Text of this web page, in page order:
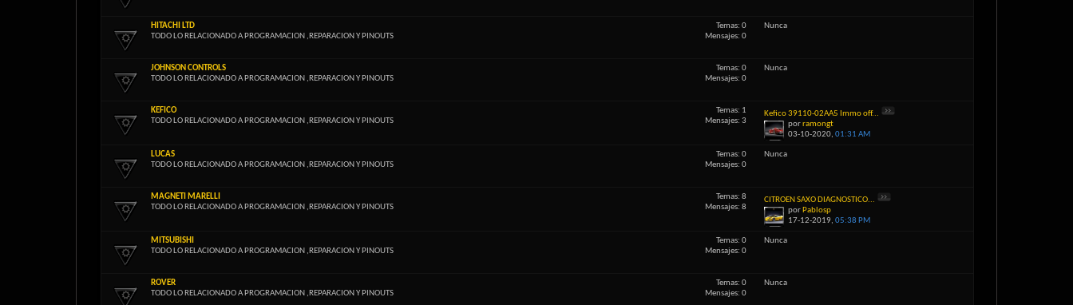
HITACHI LTD
TODO LO RELACIONADO A PROGRAMACION ,REPARACION Y PINOUTS
Temas: 0
Mensajes: 0
Nunca
JOHNSON CONTROLS
TODO LO RELACIONADO A PROGRAMACION ,REPARACION Y PINOUTS
Temas: 0
Mensajes: 0
Nunca
KEFICO
TODO LO RELACIONADO A PROGRAMACION ,REPARACION Y PINOUTS
Temas: 1
Mensajes: 3
Kefico 39110-02AA5 Immo off...
porramongt
03-10-2020, 01:31 AM
LUCAS
TODO LO RELACIONADO A PROGRAMACION ,REPARACION Y PINOUTS
Temas: 0
Mensajes: 0
Nunca
MAGNETI MARELLI
TODO LO RELACIONADO A PROGRAMACION ,REPARACION Y PINOUTS
Temas: 8
Mensajes: 8
CITROEN SAXO DIAGNOSTICO...
por Pablosp
17-12-2019, 05:38 PM
MITSUBISHI
TODO LO RELACIONADO A PROGRAMACION ,REPARACION Y PINOUTS
Temas: 0
Mensajes: 0
Nunca
ROVER
TODO LO RELACIONADO A PROGRAMACION ,REPARACION Y PINOUTS
Temas: 0
Mensajes: 0
Nunca